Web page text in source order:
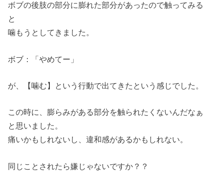
ボブの後肢の部分に膨れた部分があったので触ってみる
と
噛もうとしてきました。
ボブ：「やめてー」
が、【噛む】という行動で出てきたという感じでした。
この時に、膨らみがある部分を触られたくないんだなぁ
と思いました。
痛いかもしれないし、違和感があるかもしれない。
同じことされたら嫌じゃないですか？？